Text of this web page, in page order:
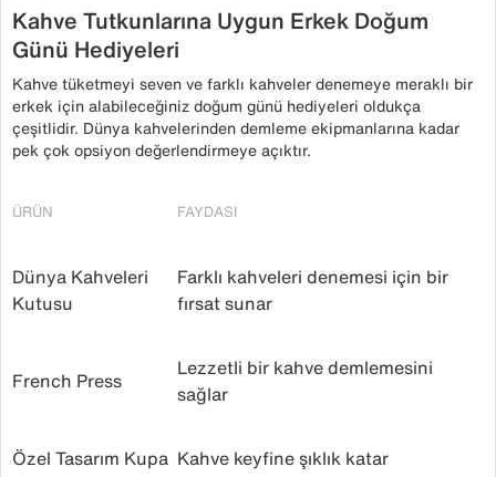
Kahve Tutkunlarına Uygun Erkek Doğum
Günü Hediyeleri
Kahve tüketmeyi seven ve farklı kahveler denemeye meraklı bir
erkek için alabileceğiniz doğum günü hediyeleri oldukça
çeşitlidir. Dünya kahvelerinden demleme ekipmanlarına kadar
pek çok opsiyon değerlendirmeye açıktır.
ÜRÜN FAYDASI
Dünya Kahveleri
Kutusu
Farklı kahveleri denemesi için bir
fırsat sunar
French Press
Lezzetli bir kahve demlemesini
sağlar
Özel Tasarım Kupa Kahve keyfine şıklık katar